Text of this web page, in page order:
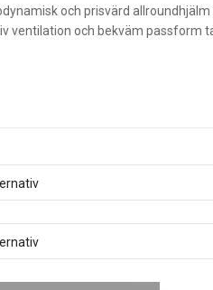
och prisvärd allroundhjälm
ventilation och bekväm passform